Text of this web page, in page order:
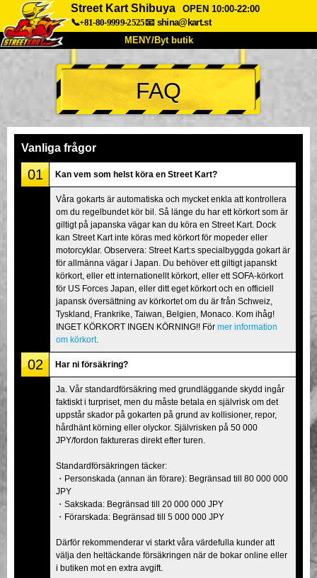
Street Kart Shibuya
OPEN 10:00-22:00
📞+81-80-9999-2525📧 shina@kart.st
MENY/Byt butik
HEM
Om oss Specifikationer Pris
Företag
Tokyo Shinagawa Tokyo Akihabara#1
Tokyo Akihabara#2 Tokyo Shibuya
Tokyo Shibuya Annex Tokyo Bay
Tokyo Asakusa Osaka
Okinawa
FAQ
Vanliga frågor
01 Kan vem som helst köra en Street Kart?
Våra gokarts är automatiska och mycket enkla att kontrollera
om du regelbundet kör bil. Så länge du har ett körkort som är
giltigt på japanska vägar kan du köra en Street Kart. Dock
kan Street Kart inte köras med körkort för mopeder eller
motorcyklar. Observera: Street Kart:s specialbyggda gokart är
för allmänna vägar i Japan. Du behöver ett giltigt japanskt
körkort, eller ett internationellt körkort, eller ett SOFA-körkort
för US Forces Japan, eller ditt eget körkort och en officiell
japansk översättning av körkortet om du är från Schweiz,
Tyskland, Frankrike, Taiwan, Belgien, Monaco. Kom ihåg!
INGET KÖRKORT INGEN KÖRNING!! För mer information
om körkort.
02 Har ni försäkring?
Ja. Vår standardförsäkring med grundläggande skydd ingår
faktiskt i turpriset, men du måste betala en självrisk om det
uppstår skador på gokarten på grund av kollisioner, repor,
hårdhänt körning eller olyckor. Självrisken på 50 000
JPY/fordon faktureras direkt efter turen.
Standardförsäkringen täcker:
・Personskada (annan än förare): Begränsad till 80 000 000
JPY
・Sakskada: Begränsad till 20 000 000 JPY
・Förarskada: Begränsad till 5 000 000 JPY
Därför rekommenderar vi starkt våra värdefulla kunder att
välja den heltäckande försäkringen när de bokar online eller
i butiken mot en extra avgift.